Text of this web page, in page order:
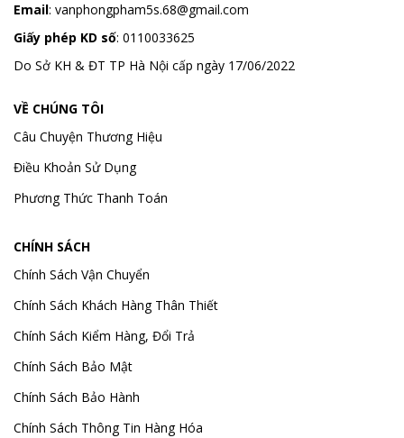
Email: vanphongpham5s.68@gmail.com
Giấy phép KD số: 0110033625
Do Sở KH & ĐT TP Hà Nội cấp ngày 17/06/2022
VỀ CHÚNG TÔI
Câu Chuyện Thương Hiệu
Điều Khoản Sử Dụng
Phương Thức Thanh Toán
CHÍNH SÁCH
Chính Sách Vận Chuyển
Chính Sách Khách Hàng Thân Thiết
Chính Sách Kiểm Hàng, Đổi Trả
Chính Sách Bảo Mật
Chính Sách Bảo Hành
Chính Sách Thông Tin Hàng Hóa